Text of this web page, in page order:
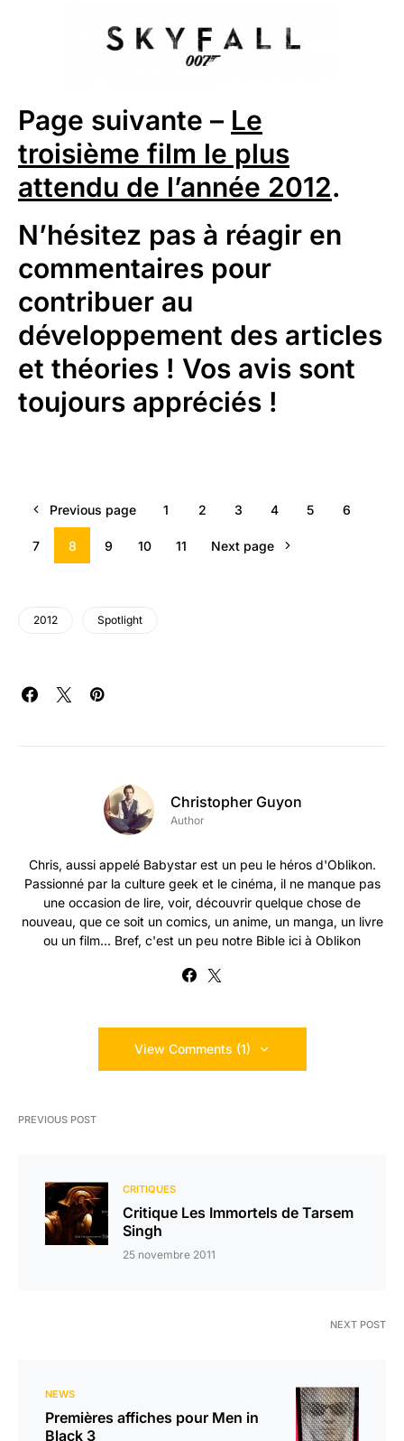
Page suivante – Le
troisième film le plus
attendu de l’année 2012.
N’hésitez pas à réagir en
commentaires pour
contribuer au
développement des articles
et théories ! Vos avis sont
toujours appréciés !
Previous page 1 2 3 4 5 6
7 8 9 10 11 Next page
2012 Spotlight
Christopher Guyon
Author
Chris, aussi appelé Babystar est un peu le héros d'Oblikon.
Passionné par la culture geek et le cinéma, il ne manque pas
une occasion de lire, voir, découvrir quelque chose de
nouveau, que ce soit un comics, un anime, un manga, un livre
ou un film... Bref, c'est un peu notre Bible ici à Oblikon
View Comments (1)
PREVIOUS POST
CRITIQUES
Critique Les Immortels de Tarsem
Singh
25 novembre 2011
NEXT POST
NEWS
Premières affiches pour Men in
Black 3